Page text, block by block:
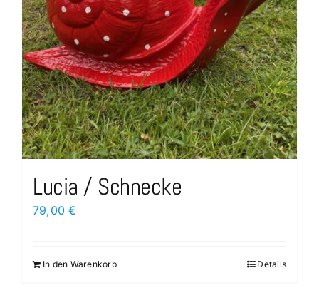
Lucia / Schnecke
79,00€
In den Warenkorb Details